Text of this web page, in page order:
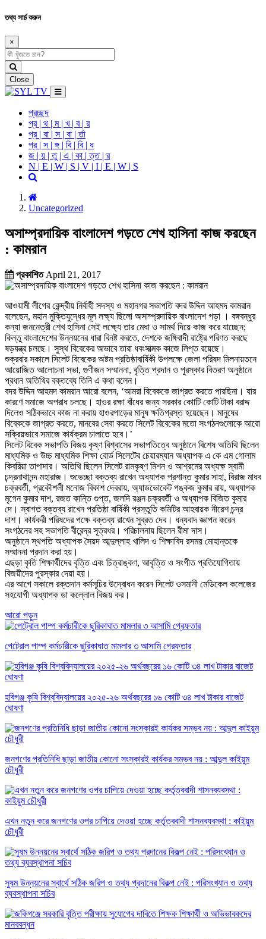
তথ্য সার্চ করুন
×
Close
প্রচ্ছদ
প্র | থ | ম | খ | ব | র
প্র | বা | স | বা | র্তা
প্র | স | ঙ্গ | বি | বি | ধ
জ | য় | তু | এ | কা | ত্ত | র
N | E | W | S | V | I | E | W | S
Uncategorized
অসাম্প্রদায়িক বাংলাদেশ গড়তে শেখ হাসিনা কাজ করছেন
: কামরান
প্রকাশিতApril 21, 2017
আওয়ামী লীগের কেন্দ্রীয় নির্বাহী সদস্য ও মহানগর সভাপতি বদর উদ্দিন আহমদ কামরান
বলেছেন, মহান মুক্তিযুদ্ধের মূল লক্ষ্য ছিলো অসাম্প্রদায়িক বাংলাদেশ গড়া । বঙ্গবন্ধুর
কন্যা জননেত্রী শেখ হাসিনা সেই লক্ষ্যে তার মেধা ও সামর্থ দিয়ে কাজ করে যাচ্ছেন;
কিন্তু বাংলাদেশের উন্নয়নের ধারা বিনষ্ট করতে, দেশকে জঙ্গিবাদী রাষ্ট্রে পরিণত করছে
ষড়যন্ত্র চলছে। সুস্থ বিবেকের অভাবে তারা ধবংসাত্মক কাজে লিপ্ত রয়েছে।
শুক্রবার সকালে সিলেট বিবেকের অষ্টম প্রতিষ্ঠাবার্ষিকী উপলক্ষে জেলা পরিষদ মিলনায়তনে
আয়োজিত আলোচনা সভা, গুণীজন সম্মাননা, বৃত্তি প্রদান ও পুরস্কার বিতরণ অনুষ্ঠানে
প্রধান অতিথির বক্তব্যে তিনি এ কথা বলেন।
বদর উদ্দিন আহমদ কামরান আরো বলেন, ‘আমরা বিবেককে জাগ্রত করতে পারছিনা। যার
কারণে সমাজে অপরাধ চলছে। হাওর রক্ষা বাঁধের জন্য সরকার কোাটি কোটি টাকা বরাদ্দ
দিলেও সঠিকভাবে কাজ না করায় হাওরপাড়ের মানুষ ক্ষতিগ্রস্ত হয়েছেন। মানুষের
বিবেককে জাগ্রত করতে, মানবের সেবা করতে সিলেট বিবেকের মতো সংগঠনগুলোকে আরো
সক্রিয়ভাবে সমাজে কার্যক্রম চালাতে হবে।’
সিলেট বিবেক সভাপতি বিজয় কৃষ্ণ বিশ্বাসের সভাপতিত্বে অনুষ্ঠানে বিশেষ অতিথি ছিলেন
মাধ্যমিক ও উচ্চ মাধ্যমিক শিক্ষা বোর্ড সিলেটের চেয়ারম্যান অধ্যাপক এ কে এম গোলাম
কিবরিয়া তাপাদার। অতিথি ছিলেন সিলেট রামকৃষ্ণ মিশন ও আশ্রমের অধ্যক্ষ স্বামী
চন্দ্রনাথানন্দ মহারাজ। শুভেচ্ছা বক্তব্য রাখেন অধ্যাপক প্রশান্ত কুমার সাহা, বিরাজ মাধব
চক্রবর্তী, প্রকৌশলী মনোজ বিকাশ দেবরায়, অ্যাডভোকেট পঙ্কজ কুমার রায়, অধ্যাপক
মৃগেন কুমার দাশ, রজত কান্তি গুপ্ত, জলদি রঞ্জন চক্রবর্তী ও অধ্যাপক বিজিত কুমার
দে। স্বাগত বক্তব্য রাখেন প্রতিষ্ঠা বার্ষিকী প্রস্তুতি কমিটির আহবায়ক নীরেশ চন্দ্র
দাশ। কার্যকরী পরিষদের পক্ষে বক্তব্য রাখেন সুব্রত দেব। ধন্যবাদ জ্ঞাপন করেন
সংগঠনের সহ সভাপতি বীরেন্দ্র সূত্রধর। পরিচালনায় ছিলেন রীমা দাস।
অনুষ্ঠানে স্থপতি অধ্যাপক সৈয়দ আব্দুল্লাহ খালিদ ও শিক্ষাবিদ রসময় মোহান্তকে
সম্মাননা প্রদান করা হয়।
এছড়া কৃতি শিক্ষার্থীদের বৃত্তি এবং চিত্রাঙ্কণ, আবৃত্তি ও সংগীত প্রতিযোগিতায়
বিজয়ীদের পুরস্কার দেয়া হয়।
এর আগে সকালে রক্তদান কর্মসূচির উদ্বোধন করেন সিলেট ওসমানী মেডিকেল কলেজের
সহযোগী অধ্যাপক ডা কল্লোল বিজয় কর।
আরো পড়ুন
পেট্রোল পাম্প কর্মচারীকে ছুরিকাঘাত মামলার ৩ আসামি গ্রেফতার
হবিগঞ্জ কৃষি বিশ্ববিদ্যালয়ের ২০২৫-২৬ অর্থবছরের ১৬ কোটি ৩৪ লাখ টাকার বাজেট
ঘোষণা
জনগণের প্রতিনিধি ছাড়া জাতীয় কোনো সংস্কারই কার্যকর সম্ভব নয় : আব্দুল কাইয়ুম
চৌধুরী
এখন নতুন করে জনগণের ওপর চাপিয়ে দেওয়া হচ্ছে কর্তৃত্ববাদী শাসনব্যবস্থা : কাইয়ুম
চৌধুরী
সুষম উন্নয়নের স্বার্থে সঠিক জরিপ ও তথ্য প্রদানের বিকল্প নেই : পরিসংখ্যান ও তথ্য
ব্যবস্থাপনা সচিব